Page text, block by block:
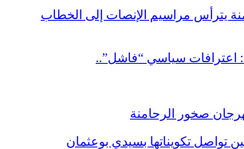
يترأس مراسيم الإنصات إلى الخطاب
اعترافات سياسي “فاشل”..
تواصل تكويناتها بسيدي بوعثمان